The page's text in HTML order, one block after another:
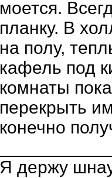
моется.
планку. В
на полу,
кафель под
комнаты
перекрыть
конечно
Я держу